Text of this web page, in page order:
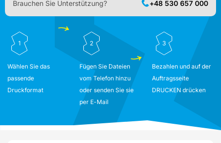
Brauchen Sie Unterstützung? +48 530 657 000
1
Wählen Sie das
passende
Druckformat
2
Fügen Sie Dateien
vom Telefon hinzu
oder senden Sie sie
per E-Mail
3
Bezahlen und auf der
Auftragsseite
DRUCKEN drücken